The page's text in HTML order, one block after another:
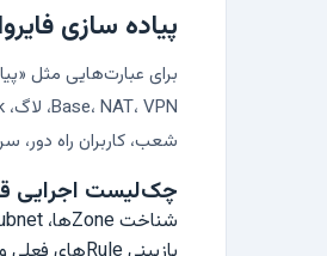
پیاده سازی
شعب، کاربران راه
چک‌لیست اجرایی
شناخت Zoneها، subnetها، سرویس‌های حساس، مسیرهای اینترنت، DMZ و شبکه مدیریت.